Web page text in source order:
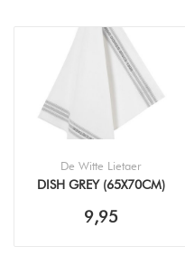
De Witte Lietaer
DISH GREY (65X70CM)
9,95